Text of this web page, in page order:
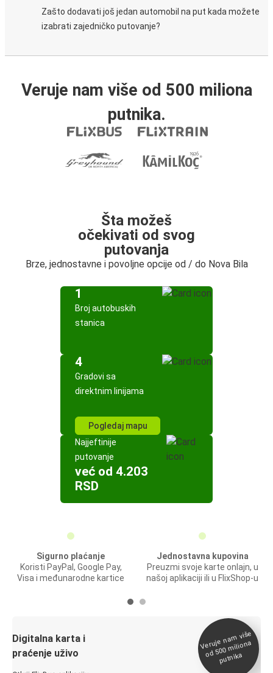
Zašto dodavati još jedan automobil na put kada možete
izabrati zajedničko putovanje?
Veruje nam više od 500 miliona
putnika.
Šta možeš
očekivati od svog
putovanja
Brze, jednostavne i povoljne opcije od / do Nova Bila
1
Broj autobuskih
stanica
4
Gradovi sa
direktnim linijama
Pogledaj mapu
Najjeftinije
putovanje
već od 4.203
RSD
Sigurno plaćanje
Koristi PayPal, Google Pay,
Visa i međunarodne kartice
Jednostavna kupovina
Preuzmi svoje karte onlajn, u
našoj aplikaciji ili u FlixShop-u
Digitalna karta i
praćenje uživo
Veruje na
m više
od 500
miliona
putnika